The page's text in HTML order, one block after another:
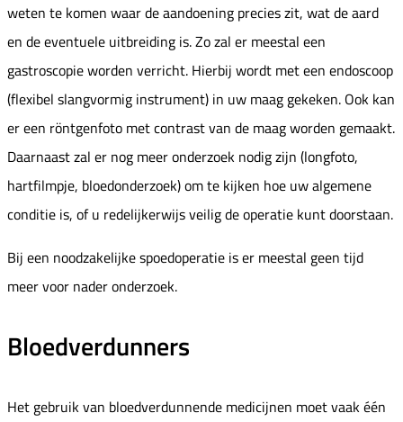
weten te komen waar de aandoening precies zit, wat de aard
en de eventuele uitbreiding is. Zo zal er meestal een
gastroscopie worden verricht. Hierbij wordt met een endoscoop
(flexibel slangvormig instrument) in uw maag gekeken. Ook kan
er een röntgenfoto met contrast van de maag worden gemaakt.
Daarnaast zal er nog meer onderzoek nodig zijn (longfoto,
hartfilmpje, bloedonderzoek) om te kijken hoe uw algemene
conditie is, of u redelijkerwijs veilig de operatie kunt doorstaan.
Bij een noodzakelijke spoedoperatie is er meestal geen tijd
meer voor nader onderzoek.
Bloedverdunners
Het gebruik van bloedverdunnende medicijnen moet vaak één